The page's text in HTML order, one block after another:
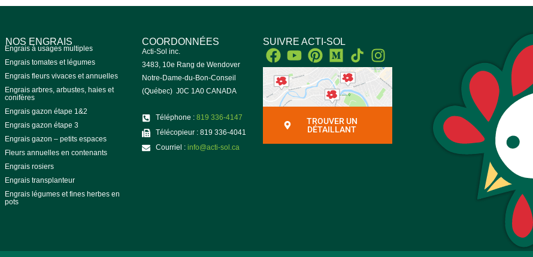
NOS ENGRAIS
Engrais à usages multiples
Engrais tomates et légumes
Engrais fleurs vivaces et annuelles
Engrais arbres, arbustes, haies et
conifères
Engrais gazon étape 1&2
Engrais gazon étape 3
Engrais gazon – petits espaces
Fleurs annuelles en contenants
Engrais rosiers
Engrais transplanteur
Engrais légumes et fines herbes en
pots
COORDONNÉES
Acti-Sol inc.
3483, 10e Rang de Wendover
Notre-Dame-du-Bon-Conseil
(Québec) J0C 1A0 CANADA
Téléphone : 819 336-4147
Télécopieur : 819 336-4041
Courriel : info@acti-sol.ca
SUIVRE ACTI-SOL
Facebook
Youtube
Pinterest
MediumInstagram
TROUVER UN
DÉTAILLANT